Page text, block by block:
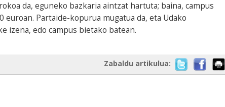
da, eguneko bazkaria aintzat hartuta; baina, campus
Partaide-kopurua mugatua da, eta Udako
izena, edo campus bietako batean.
Zabaldu artikulua: